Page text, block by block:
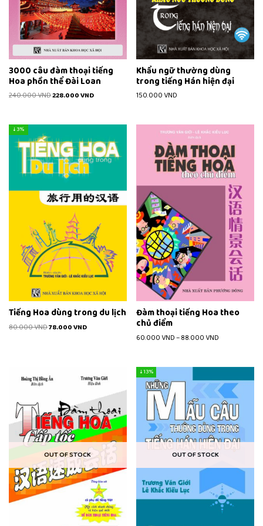
3000 câu đàm thoại tiếng
Hoa phồn thể Đài Loan
240.000VND228.000VND
Khẩu ngữ thường dùng
trong tiếng Hán hiện đại
150.000 VND
↓ 3%
Tiếng Hoa dùng trong du lịch
80.000VND78.000VND
Đàm thoại tiếng Hoa theo
chủ điểm
60.000 VND–88.000 VND
OUT OF STOCK OUT OF STOCK
↓ 13%